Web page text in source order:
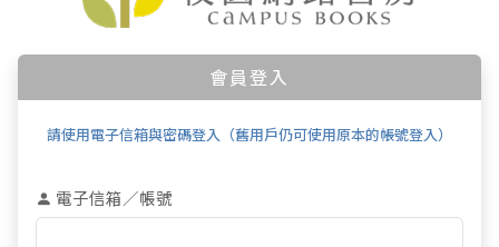
會員登入
請使用電子信箱與密碼登入（舊用戶仍可使用原本的帳號登入）
電子信箱／帳號